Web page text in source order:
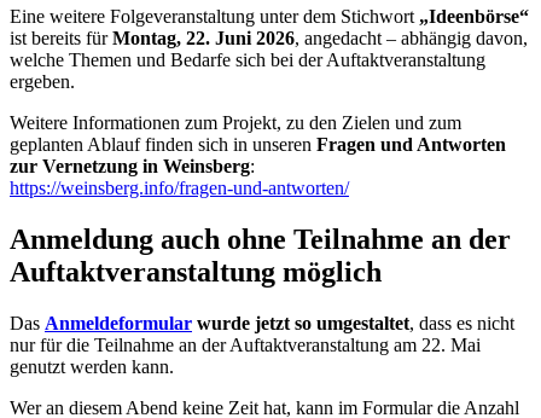
Eine weitere Folgeveranstaltung unter dem Stichwort „Ideenbörse“
ist bereits fürMontag, 22. Juni 2026, angedacht – abhängig davon,
welche Themen und Bedarfe sich bei der Auftaktveranstaltung
ergeben.
Weitere Informationen zum Projekt, zu den Zielen und zum
geplanten Ablauf finden sich in unseren Fragen und Antworten
zur Vernetzung in Weinsberg:
https://weinsberg.info/fragen-und-antworten/
Anmeldung auch ohne Teilnahme an der
Auftaktveranstaltung möglich
Das Anmeldeformular wurde jetzt so umgestaltet, dass es nicht
nur für die Teilnahme an der Auftaktveranstaltung am 22. Mai
genutzt werden kann.
Wer an diesem Abend keine Zeit hat, kann im Formular die Anzahl